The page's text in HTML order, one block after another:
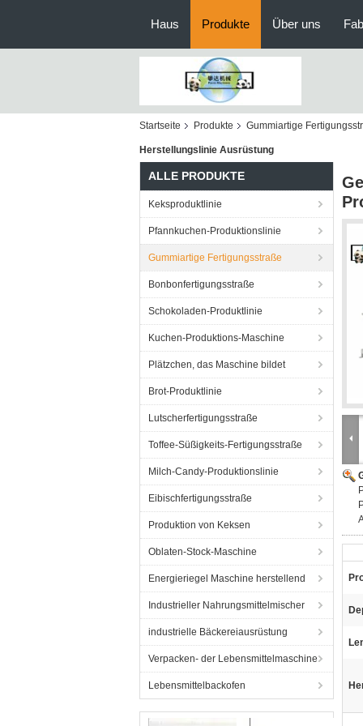
Haus Produkte Über uns
Startseite Produkte Gummiartige
Herstellungslinie Ausrüstung
ALLE PRODUKTE
Keksproduktlinie
Pfannkuchen-Produktionslinie
Gummiartige Fertigungsstraße
Bonbonfertigungsstraße
Schokoladen-Produktlinie
Kuchen-Produktions-Maschine
Plätzchen, das Maschine bildet
Brot-Produktlinie
Lutscherfertigungsstraße
Toffee-Süßigkeits-Fertigungsstraße
Milch-Candy-Produktionslinie
Eibischfertigungsstraße
Produktion von Keksen
Oblaten-Stock-Maschine
Energieriegel Maschine herstellend
Industrieller Nahrungsmittelmischer
industrielle Bäckereiausrüstung
Verpacken- der Lebensmittelmaschine
Lebensmittelbackofen